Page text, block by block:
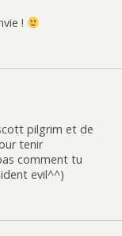
!
pilgrim et de
tenir
comment tu
evil^^)